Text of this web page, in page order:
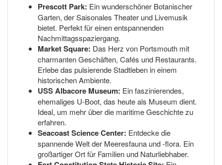
Prescott Park: Ein wunderschöner Botanischer
Garten, der Saisonales Theater und Livemusik
bietet. Perfekt für einen entspannenden
Nachmittagsspaziergang.
Market Square: Das Herz von Portsmouth mit
charmanten Geschäften, Cafés und Restaurants.
Erlebe das pulsierende Stadtleben in einem
historischen Ambiente.
USS Albacore Museum: Ein faszinierendes,
ehemaliges U-Boot, das heute als Museum dient.
Ideal, um mehr über die maritime Geschichte zu
erfahren.
Seacoast Science Center: Entdecke die
spannende Welt der Meeresfauna und -flora. Ein
großartiger Ort für Familien und Naturliebhaber.